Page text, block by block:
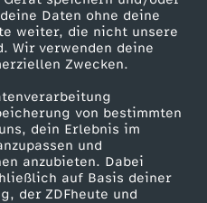
Daten ohne deine
weiter, die nicht unsere
Wir verwenden deine
Zwecken.
von bestimmten
dein Erlebnis im
und
anzubieten. Dabei
auf Basis deiner
der ZDFheute und
ZDFmitreden
Kontakt zum ZDF
Tickets
Zuschauerservice
Hilfe